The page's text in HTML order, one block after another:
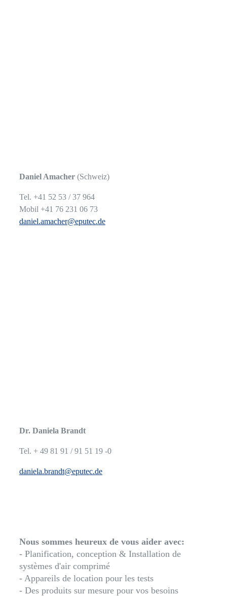
Daniel Amacher(Schweiz)
Tel. +41 52 53 / 37 964
Mobil +41 76 231 06 73
daniel.amacher@eputec.de
Dr. Daniela Brandt
Tel. + 49 81 91 / 91 51 19 -0
daniela.brandt@eputec.de
Nous sommes heureux de vous aider avec:
- Planification, conception & Installation de
systèmes d'air comprimé
- Appareils de location pour les tests
- Des produits sur mesure pour vos besoins